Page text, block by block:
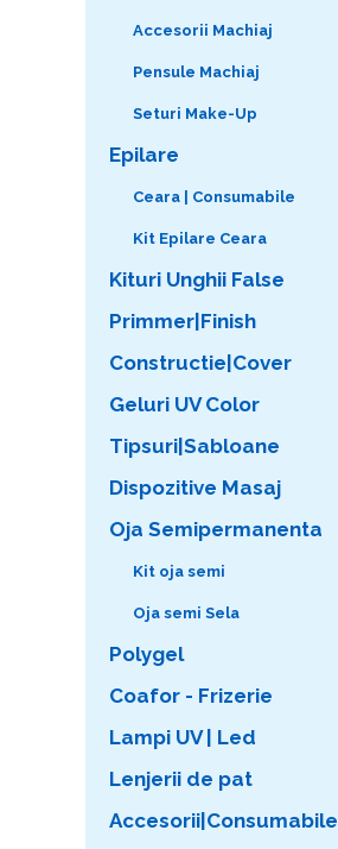
Accesorii Machiaj
Pensule Machiaj
Seturi Make-Up
Epilare
Ceara | Consumabile
Kit Epilare Ceara
Kituri Unghii False
Primmer|Finish
Constructie|Cover
Geluri UV Color
Tipsuri|Sabloane
Dispozitive Masaj
Oja Semipermanenta
Kit oja semi
Oja semi Sela
Polygel
Coafor - Frizerie
Lampi UV | Led
Lenjerii de pat
Accesorii|Consumabile